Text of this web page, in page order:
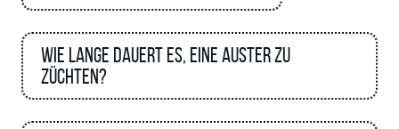
Wie lange dauert es, eine Auster zu
züchten?